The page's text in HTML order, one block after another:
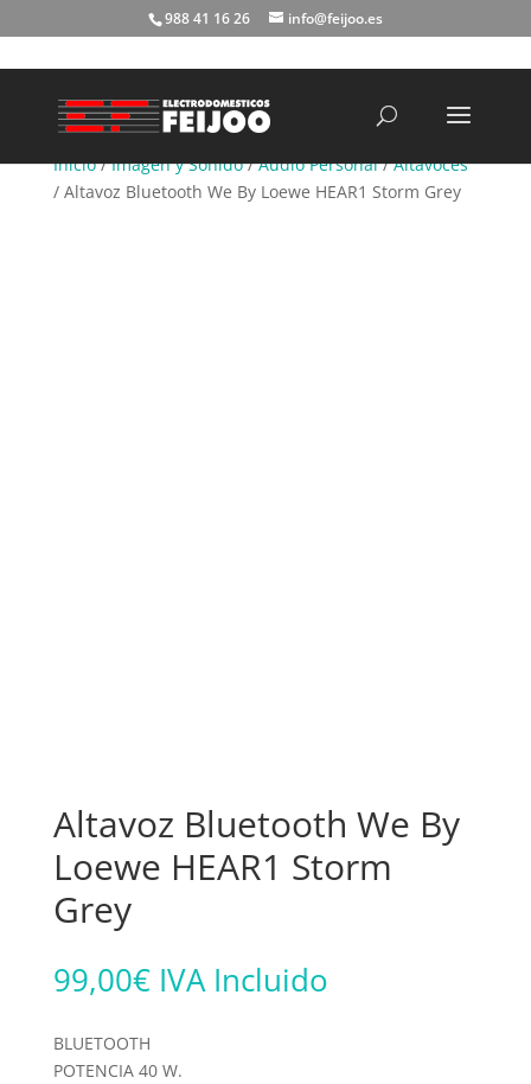
988 41 16 26 info@feijoo.es
Inicio/Imagen y Sonido/Audio Personal/Altavoces
/ Altavoz Bluetooth We By Loewe HEAR1 Storm Grey
Altavoz Bluetooth We By
Loewe HEAR1 Storm
Grey
99,00€ IVA Incluido
BLUETOOTH
POTENCIA 40 W.